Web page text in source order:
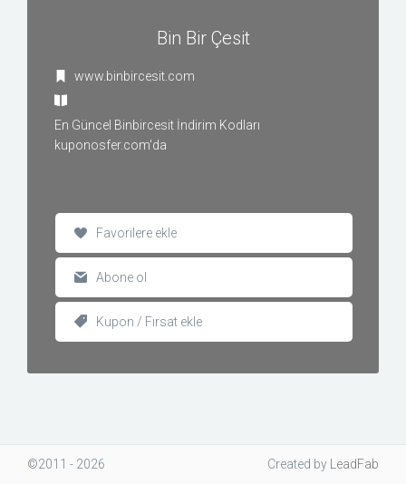
Bin Bir Çesit
www.binbircesit.com
En Güncel Binbircesit İndirim Kodları
kuponosfer.com'da
Favorilere ekle
Abone ol
Kupon / Fırsat ekle
©2011 - 2026 Created by LeadFab